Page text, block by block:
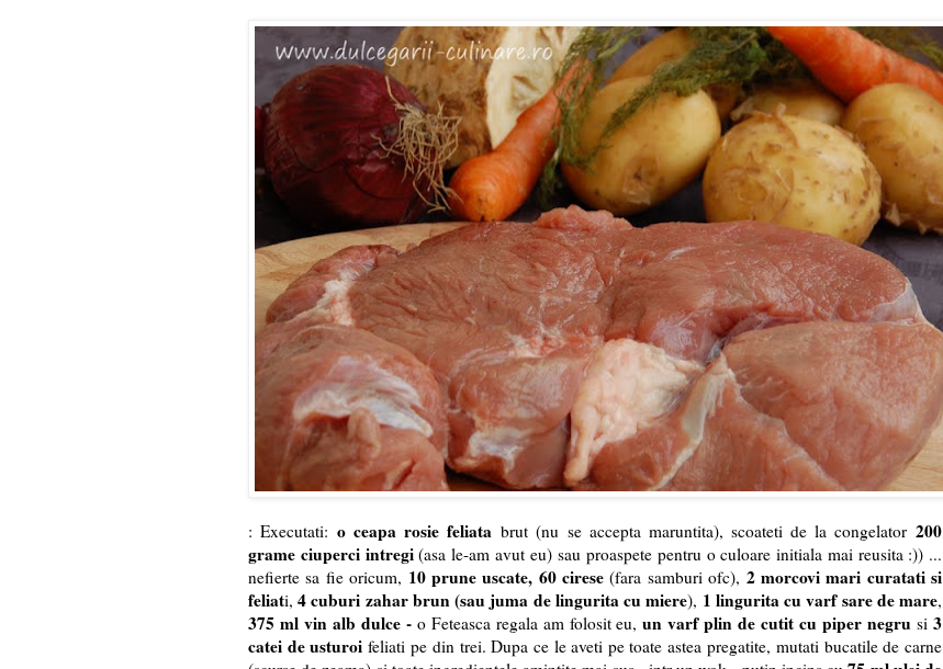
: Executati:o ceapa rosie feliata brut (nu se accepta maruntita), scoateti de la congelator200
grame ciuperci intregi(asa le-am avut eu) sau proaspete pentru o culoare initiala mai reusita :)) ...
nefierte sa fie oricum, 10 prune uscate, 60 cirese (fara samburi ofc), 2 morcovi mari curatati si
feliati,4 cuburi zahar brun (sau juma de lingurita cu miere), 1 lingurita cu varf sare de mare,
375 ml vin alb dulce -o Feteasca regala am folosit eu,un varf plin de cutit cu piper negru si3
catei de usturoi feliati pe din trei. Dupa ce le aveti pe toate astea pregatite, mutati bucatile de carne